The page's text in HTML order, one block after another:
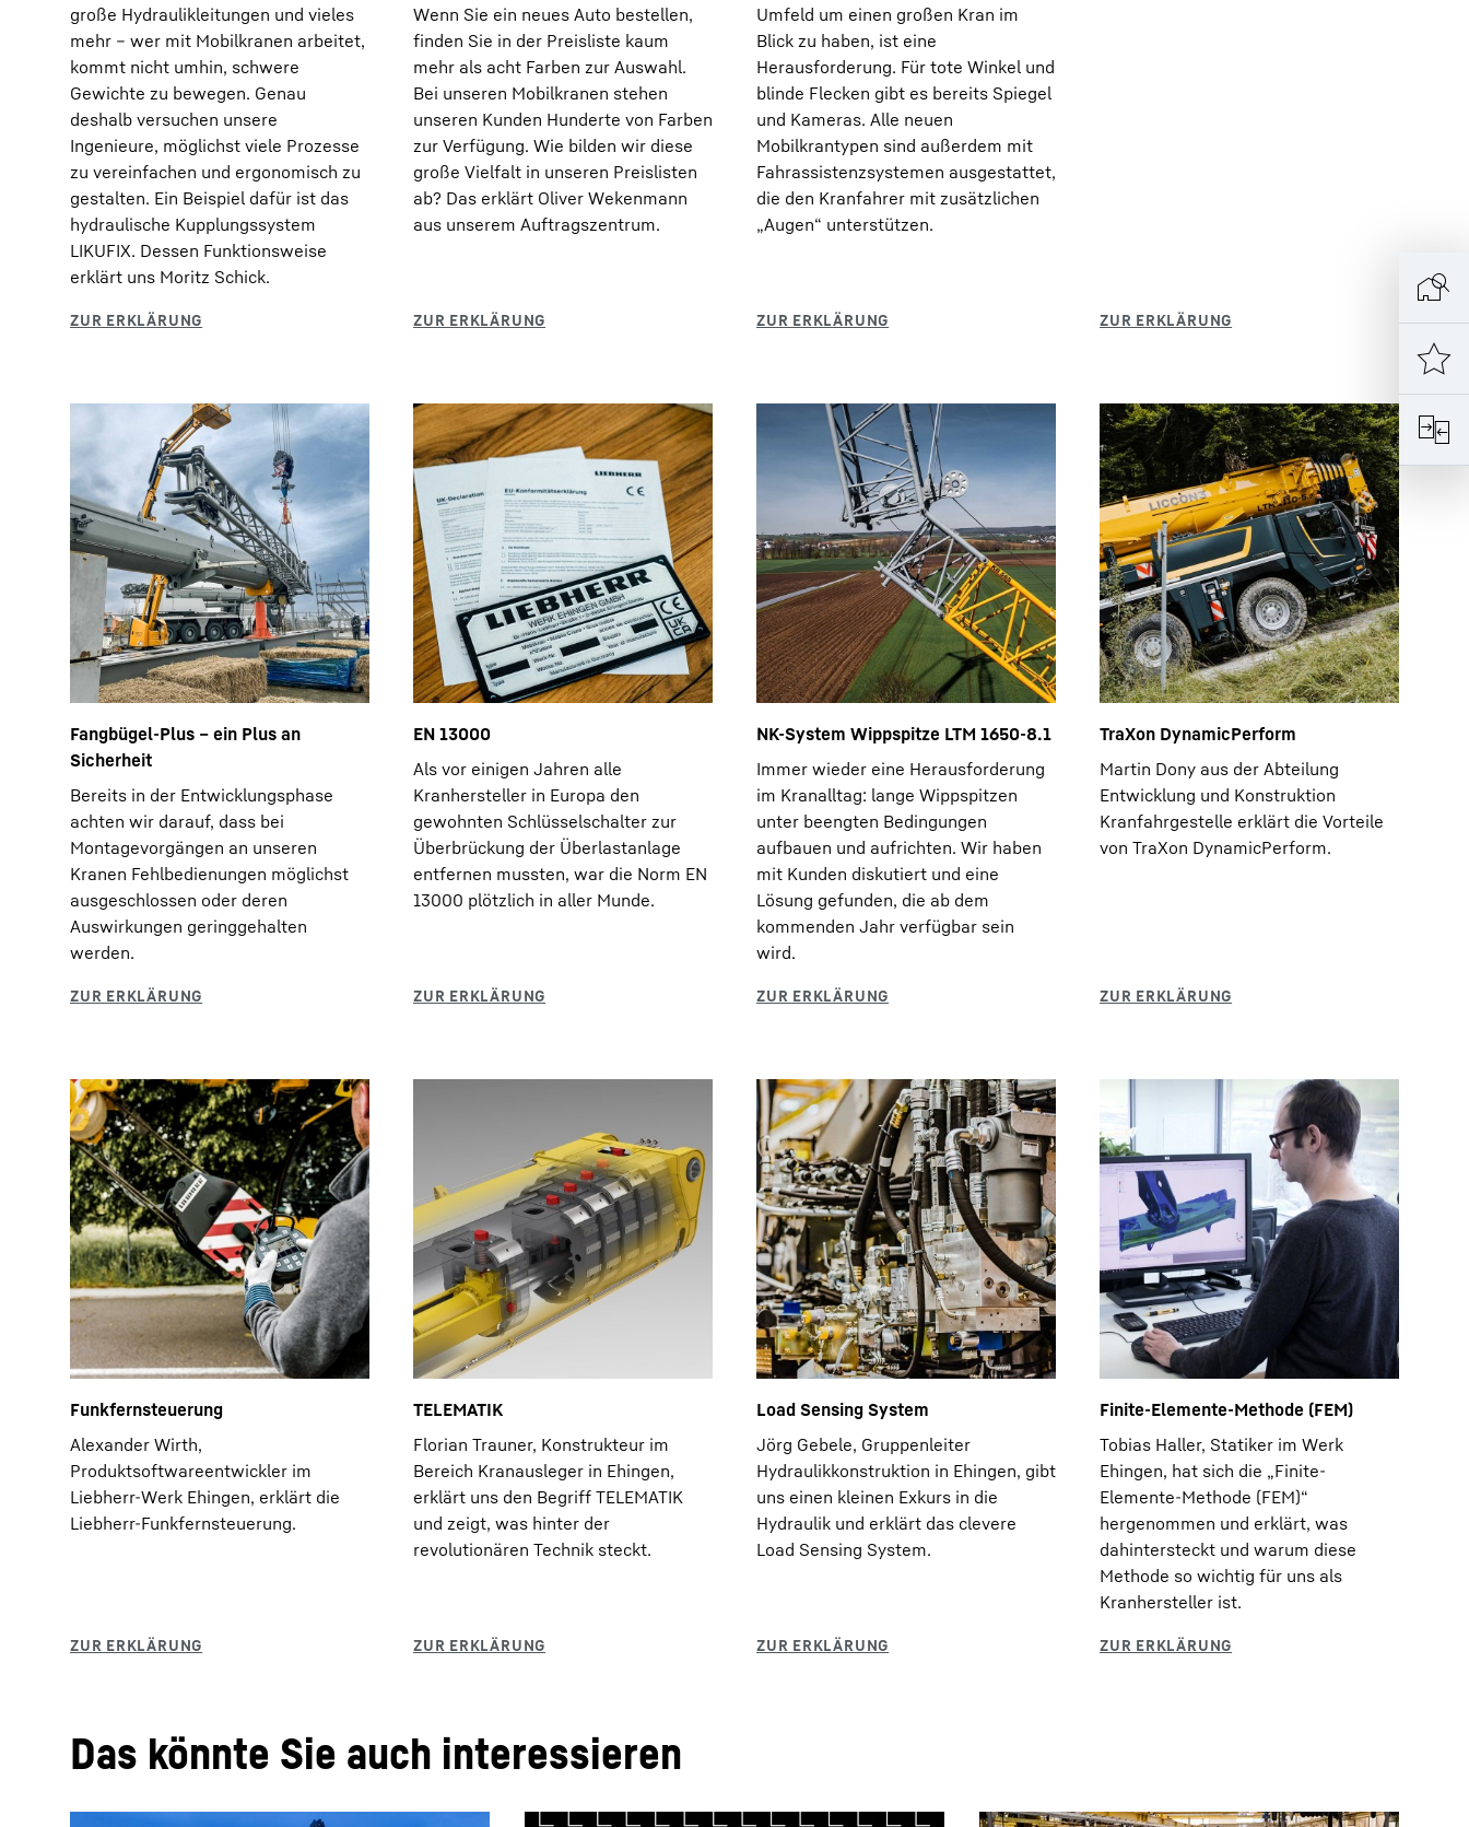
große Hydraulikleitungen und vieles
mehr – wer mit Mobilkranen arbeitet,
kommt nicht umhin, schwere
Gewichte zu bewegen. Genau
deshalb versuchen unsere
Ingenieure, möglichst viele Prozesse
zu vereinfachen und ergonomisch zu
gestalten. Ein Beispiel dafür ist das
hydraulische Kupplungssystem
LIKUFIX. Dessen Funktionsweise
erklärt uns Moritz Schick.
Wenn Sie ein neues Auto bestellen,
finden Sie in der Preisliste kaum
mehr als acht Farben zur Auswahl.
Bei unseren Mobilkranen stehen
unseren Kunden Hunderte von Farben
zur Verfügung. Wie bilden wir diese
große Vielfalt in unseren Preislisten
ab? Das erklärt Oliver Wekenmann
aus unserem Auftragszentrum.
Umfeld um einen großen Kran im
Blick zu haben, ist eine
Herausforderung. Für tote Winkel und
blinde Flecken gibt es bereits Spiegel
und Kameras. Alle neuen
Mobilkrantypen sind außerdem mit
Fahrassistenzsystemen ausgestattet,
die den Kranfahrer mit zusätzlichen
„Augen“ unterstützen.
Fangbügel-Plus – ein Plus an
Sicherheit
Bereits in der Entwicklungsphase
achten wir darauf, dass bei
Montagevorgängen an unseren
Kranen Fehlbedienungen möglichst
ausgeschlossen oder deren
Auswirkungen geringgehalten
werden.
EN 13000
Als vor einigen Jahren alle
Kranhersteller in Europa den
gewohnten Schlüsselschalter zur
Überbrückung der Überlastanlage
entfernen mussten, war die Norm EN
13000 plötzlich in aller Munde.
NK-System Wippspitze LTM 1650-8.1
Immer wieder eine Herausforderung
im Kranalltag: lange Wippspitzen
unter beengten Bedingungen
aufbauen und aufrichten. Wir haben
mit Kunden diskutiert und eine
Lösung gefunden, die ab dem
kommenden Jahr verfügbar sein
wird.
TraXon DynamicPerform
Martin Dony aus der Abteilung
Entwicklung und Konstruktion
Kranfahrgestelle erklärt die Vorteile
von TraXon DynamicPerform.
Funkfernsteuerung
Alexander Wirth,
Produktsoftwareentwickler im
Liebherr-Werk Ehingen, erklärt die
Liebherr-Funkfernsteuerung.
TELEMATIK
Florian Trauner, Konstrukteur im
Bereich Kranausleger in Ehingen,
erklärt uns den Begriff TELEMATIK
und zeigt, was hinter der
revolutionären Technik steckt.
Load Sensing System
Jörg Gebele, Gruppenleiter
Hydraulikkonstruktion in Ehingen, gibt
uns einen kleinen Exkurs in die
Hydraulik und erklärt das clevere
Load Sensing System.
Finite-Elemente-Methode (FEM)
Tobias Haller, Statiker im Werk
Ehingen, hat sich die „Finite-
Elemente-Methode (FEM)“
hergenommen und erklärt, was
dahintersteckt und warum diese
Methode so wichtig für uns als
Kranhersteller ist.
Das könnte Sie auch interessieren